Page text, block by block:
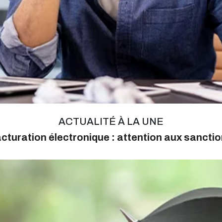
ACTUALITÉ À LA UNE
électronique : attention aux